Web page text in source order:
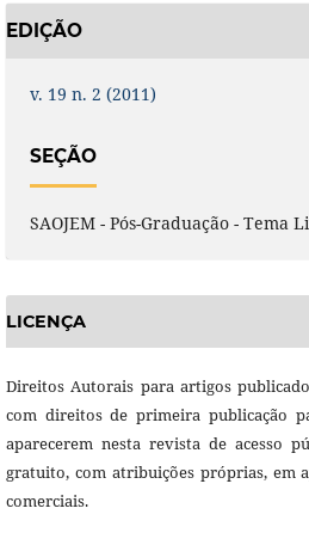
EDIÇÃO
v. 19 n. 2 (2011)
SEÇÃO
SAOJEM - Pós-Graduação - Tema
LICENÇA
Direitos Autorais para artigos
com direitos de primeira publicação
aparecerem nesta revista de acesso
gratuito, com atribuições próprias, em
comerciais.